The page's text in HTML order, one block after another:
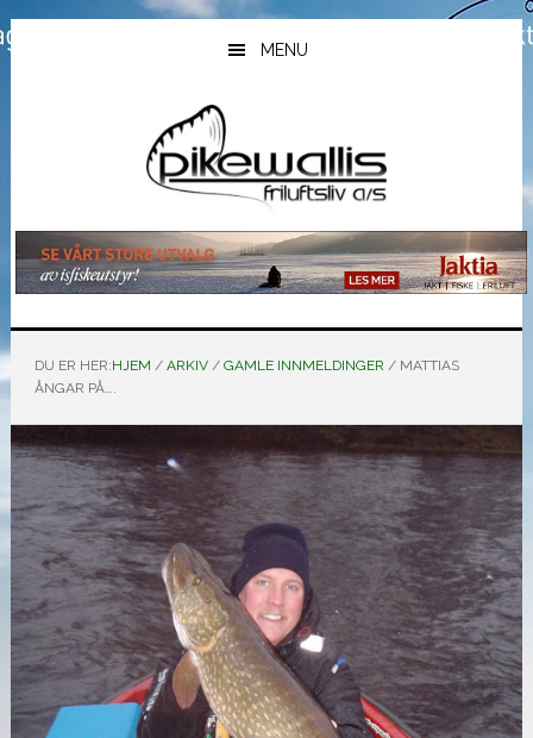
Hopp
til
Hopp
til
Hopp
til
MENU
DU ER HER:HJEM / ARKIV / GAMLE INNMELDINGER /MATTIAS
ÅNGAR PÅ….